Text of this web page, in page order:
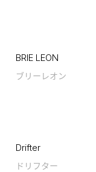
BRIE LEON
ブリーレオン
Drifter
ドリフター